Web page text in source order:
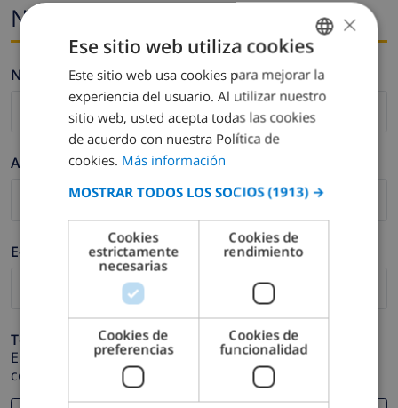
Nombre y correo electrónico
Nombre *
Apellidos *
E-mail *
Teléfono *
En caso de que su dirección de e-mail no funcione
correctamente.
SPANISH
DUTCH
FRENCH
GERMAN
CATALAN
ITALIAN
DANISH
×
Ese sitio web utiliza cookies
Este sitio web usa cookies para mejorar la
experiencia del usuario. Al utilizar nuestro
sitio web, usted acepta todas las cookies
de acuerdo con nuestra Política de
cookies. Más información
MOSTRAR TODOS LOS SOCIOS (1913) →
Cookies
estrictamente
necesarias
Cookies de
rendimiento
Cookies de
preferencias
Cookies de
funcionalidad